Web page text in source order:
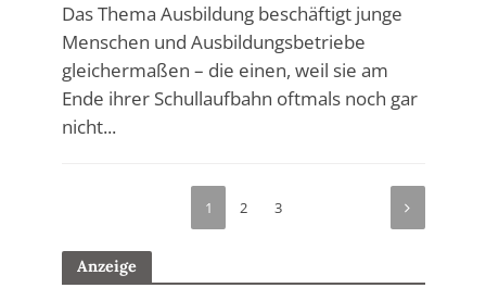
Das Thema Ausbildung beschäftigt junge
Menschen und Ausbildungsbetriebe
gleichermaßen – die einen, weil sie am
Ende ihrer Schullaufbahn oftmals noch gar
nicht...
1 2 3
Anzeige